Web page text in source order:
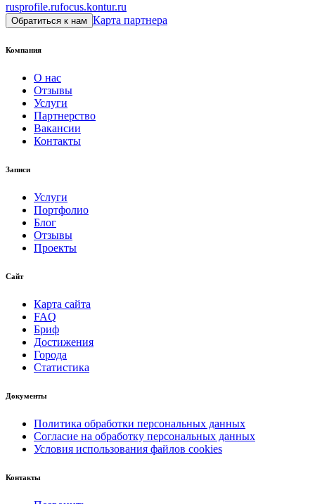
rusprofile.rufocus.kontur.ru
Обратиться к нам Карта партнера
Компания
О нас
Отзывы
Услуги
Партнерство
Вакансии
Контакты
Записи
Услуги
Портфолио
Блог
Отзывы
Проекты
Сайт
Карта сайта
FAQ
Бриф
Достижения
Города
Статистика
Документы
Политика обработки персональных данных
Согласие на обработку персональных данных
Условия использования файлов cookies
Контакты